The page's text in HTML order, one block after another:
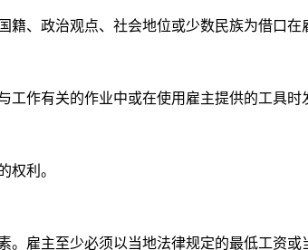
政治观点、社会地位或少数民族为借口在
有关的作业中或在使用雇主提供的工具时
利。
主至少必须以当地法律规定的最低工资或